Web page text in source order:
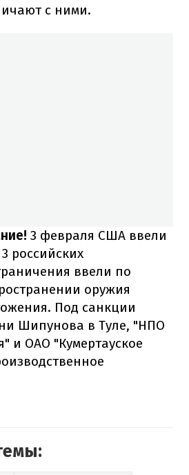
с ними.
3 февраля США ввели
российских
ввели по
оружия
Под санкции
Шипунова в Туле, "НПО
и ОАО "Кумертауское